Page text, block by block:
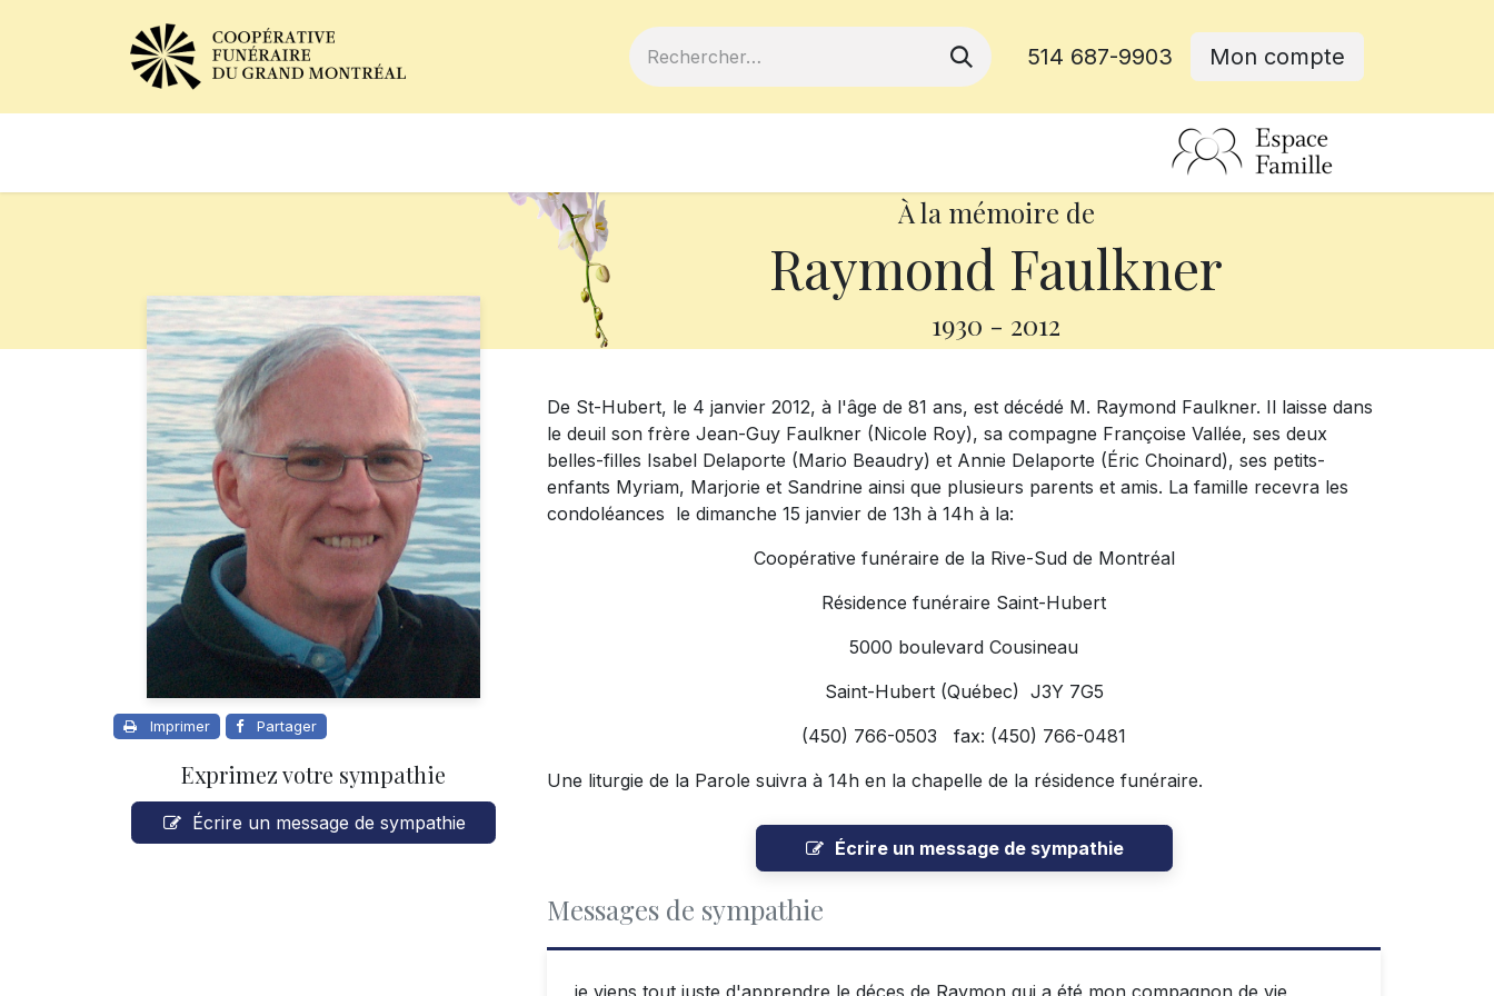
514 687-9903 Mon compte
À la mémoire de
Raymond Faulkner
1930 - 2012
Imprimer Partager
Exprimez votre sympathie
Écrire un message de sympathie
De St-Hubert, le 4 janvier 2012, à l'âge de 81 ans, est décédé M. Raymond Faulkner. Il laisse dans
le deuil son frère Jean-Guy Faulkner (Nicole Roy), sa compagne Françoise Vallée, ses deux
belles-filles Isabel Delaporte (Mario Beaudry) et Annie Delaporte (Éric Choinard), ses petits-
enfants Myriam, Marjorie et Sandrine ainsi que plusieurs parents et amis. La famille recevra les
condoléances le dimanche 15 janvier de 13h à 14h à la:
Coopérative funéraire de la Rive-Sud de Montréal
Résidence funéraire Saint-Hubert
5000 boulevard Cousineau
Saint-Hubert (Québec) J3Y 7G5
(450) 766-0503 fax: (450) 766-0481
Une liturgie de la Parole suivra à 14h en la chapelle de la résidence funéraire.
Écrire un message de sympathie
Messages de sympathie
je viens tout juste d'apprendre le déces de Raymon qui a été mon compagnon de vie